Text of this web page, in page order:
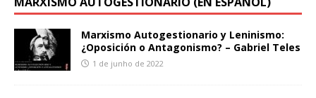
Marxismo Autogestionario y Leninismo:
¿Oposición o Antagonismo? – Gabriel Teles
1 de junho de 2022